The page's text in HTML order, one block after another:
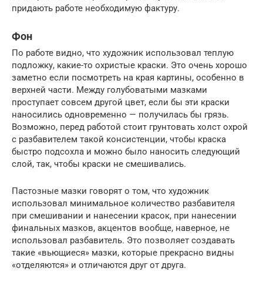
придають работе необходимую фактуру.
Фон
По работе видно, что художник использовал теплую
подложку, какие-то охристые краски. Это очень хорошо
заметно если посмотреть на края картины, особенно в
верхней части. Между голубоватыми мазками
проступает совсем другой цвет, если бы эти краски
наносились одновременно — получилась бы грязь.
Возможно, перед работой стоит грунтовать холст охрой
с разбавителем такой консистенции, чтобы краска
быстро подсохла и можно было наносить следующий
слой, так, чтобы краски не смешивались.
Пастозные мазки говорят о том, что художник
использовал минимальное количество разбавителя
при смешивании и нанесении красок, при нанесении
финальных мазков, акцентов вообще, наверное, не
использовал разбавитель. Это позволяет создавать
такие «вьющиеся» мазки, которые прекрасно видны
«отделяются» и отличаются друг от друга.